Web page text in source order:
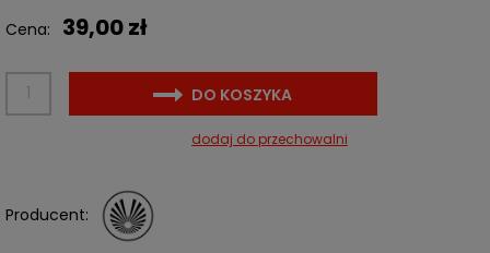
Cena: 39,00 zł
DO KOSZYKA
dodaj do przechowalni
Producent: